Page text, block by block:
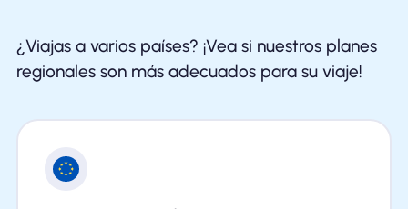
¿Viajas a varios países? ¡Vea si nuestros planes
regionales son más adecuados para su viaje!